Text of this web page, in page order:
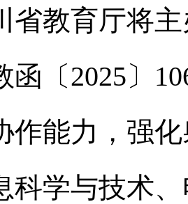
省教育厅将
函〔2025〕
作能力，强
科学与技术